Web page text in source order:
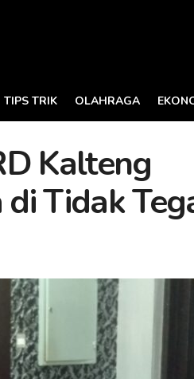
TIPS TRIK OLAHRAGA
Kalteng
Tidak